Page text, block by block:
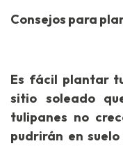
Consejos para
Es fácil plantar
sitio soleado
tulipanes no
pudrirán en